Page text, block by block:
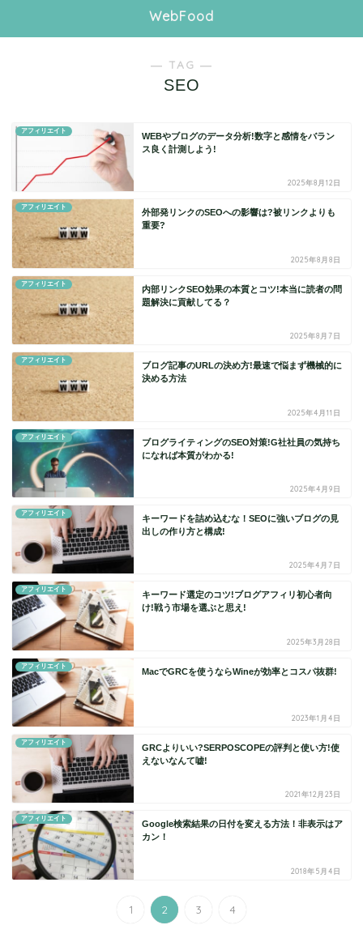
WebFood
― TAG ―
SEO
アフィリエイト
WEBやブログのデータ分析!数字と感情をバラン
ス良く計測しよう!
2025年8月12日
アフィリエイト
外部発リンクのSEOへの影響は?被リンクよりも
重要?
2025年8月8日
アフィリエイト
内部リンクSEO効果の本質とコツ!本当に読者の問
題解決に貢献してる？
2025年8月7日
アフィリエイト
ブログ記事のURLの決め方!最速で悩まず機械的に
決める方法
2025年4月11日
アフィリエイト
ブログライティングのSEO対策!G社社員の気持ち
になれば本質がわかる!
2025年4月9日
アフィリエイト
キーワードを詰め込むな！SEOに強いブログの見
出しの作り方と構成!
2025年4月7日
アフィリエイト
キーワード選定のコツ!ブログアフィリ初心者向
け!戦う市場を選ぶと思え!
2025年3月28日
アフィリエイト
MacでGRCを使うならWineが効率とコスパ抜群!
2023年1月4日
アフィリエイト
GRCよりいい?SERPOSCOPEの評判と使い方!使
えないなんて嘘!
2021年12月23日
アフィリエイト
Google検索結果の日付を変える方法！非表示はア
カン！
2018年5月4日
1 2 3 4